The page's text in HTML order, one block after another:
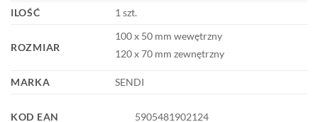
ILOŚĆ
1 szt.
ROZMIAR
100 x 50 mm wewętrzny
120 x 70 mm zewnętrzny
MARKA SENDI
KOD EAN 5905481902124